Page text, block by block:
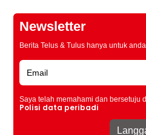
Newsletter
Berita Telus & Tulus hanya untuk
Saya telah memahami dan bersetuju
Polisi data peribadi